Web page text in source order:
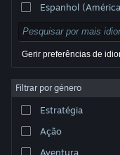
© Valve Corporation. Todos os
respetivos proprietários nos
Acessibilidade
Reembolsos|Cookies
Espanhol
Gerir preferências de
Filtrar por género
Estratégia
Ação
Aventura